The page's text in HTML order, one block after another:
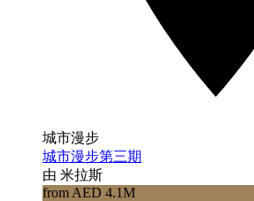
城市漫步
城市漫步第三期
由 米拉斯
from AED 4.1M